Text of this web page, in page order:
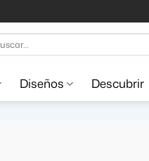
Diseños Descubrir